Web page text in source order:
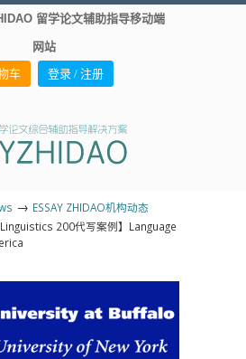
留学论文辅助指导移动端
网站
车 登录 / 注册
→ ESSAY ZHIDAO机构动态
Linguistics 200代写案例】Language